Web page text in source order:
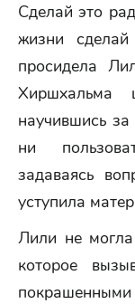
Сделай это
жизни
просидела
научившись
ни
задаваясь
уступила
Лили не могла
которое